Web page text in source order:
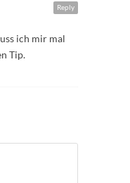
Reply
ich mir mal
Tip.